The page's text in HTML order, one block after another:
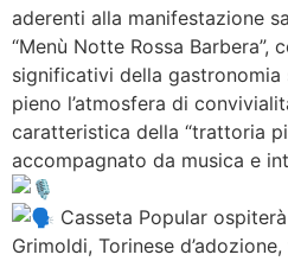
aderenti alla manifestazione
“Menù Notte Rossa Barbera”,
significativi della gastronomia
pieno l’atmosfera di
caratteristica della “trattoria
accompagnato da musica e
Casseta Popular
Grimoldi, Torinese